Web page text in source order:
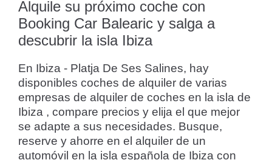
Alquile su próximo coche con
Booking Car Balearic y salga a
descubrir la isla Ibiza
En Ibiza - Platja De Ses Salines, hay
disponibles coches de alquiler de varias
empresas de alquiler de coches en la isla de
Ibiza , compare precios y elija el que mejor
se adapte a sus necesidades. Busque,
reserve y ahorre en el alquiler de un
automóvil en la isla española de Ibiza con